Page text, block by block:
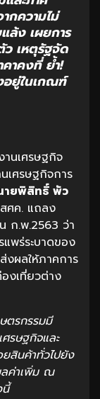
ความไม่
ล้ง เผยการ
เหตุรัฐจัด
าคงที่ ย้ำ!
อยู่ในเกณฑ์
นเศรษฐกิจ
เศรษฐกิจการ
ายพิสิทธิ์ พัว
ศค. แถลง
ก.พ.2563 ว่า
พร่ระบาดของ
งผลให้ภาคการ
งเที่ยวต่าง
ตรกรรมมี
รษฐกิจและ
สินค้าทั่วไปยัง
ลค่าเพิ่ม ณ
นี้